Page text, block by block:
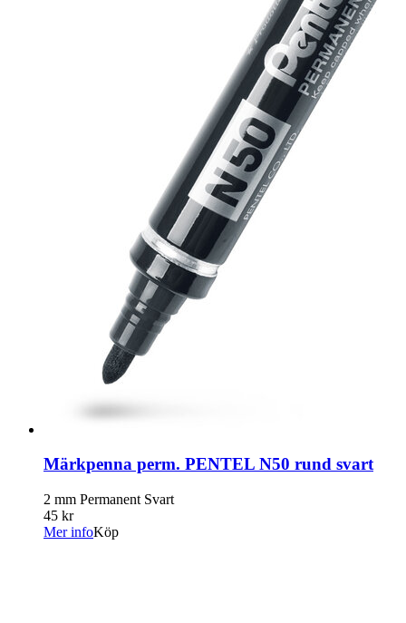
Märkpenna perm. PENTEL N50 rund svart
2 mm Permanent Svart
45 kr
Mer infoKöp